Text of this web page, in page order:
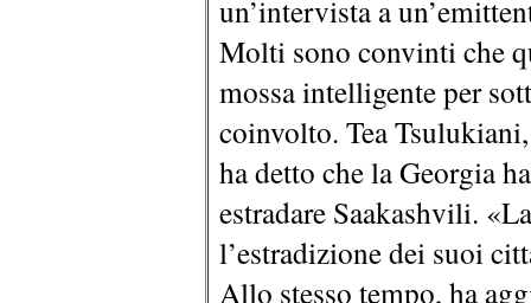
un’intervista a
Molti sono convinti che
mossa intelligente per
coinvolto. Tea
ha detto che la Georgia
estradare Saakashvili.
l’estradizione dei suoi
Allo stesso tempo, ha